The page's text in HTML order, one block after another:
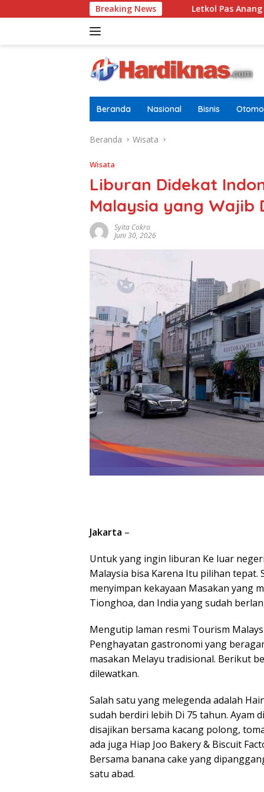
ke
Breaking News
Letkol Pas Anang Kurniawan
Beranda Nasional Bisnis
Beranda Wisata
Wisata
Liburan Didekat
Malaysia yang Wajib
Syita Cokro
Juni 30, 2026
Jakarta –
Untuk yang ingin liburan Ke luar
Malaysia bisa Karena Itu pilihan tepat.
menyimpan kekayaan Masakan yang
Tionghoa, dan India yang sudah
Mengutip laman resmi Tourism
Penghayatan gastronomi yang
masakan Melayu tradisional. Berikut
dilewatkan.
Salah satu yang melegenda adalah
sudah berdiri lebih Di 75 tahun. Ayam
disajikan bersama kacang polong,
ada juga Hiap Joo Bakery & Biscuit
Bersama banana cake yang
satu abad.